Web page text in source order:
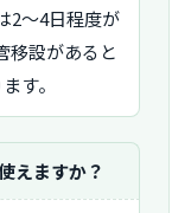
2〜4日程度が
移設があると
す。
えますか？